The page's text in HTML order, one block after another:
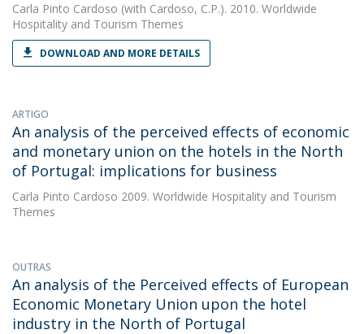
Carla Pinto Cardoso (with Cardoso, C.P.). 2010. Worldwide
Hospitality and Tourism Themes
DOWNLOAD AND MORE DETAILS
ARTIGO
An analysis of the perceived effects of economic
and monetary union on the hotels in the North
of Portugal: implications for business
Carla Pinto Cardoso 2009. Worldwide Hospitality and Tourism
Themes
OUTRAS
An analysis of the Perceived effects of European
Economic Monetary Union upon the hotel
industry in the North of Portugal